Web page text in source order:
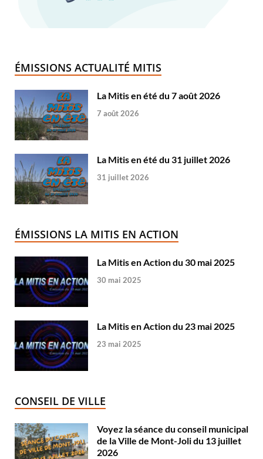
ÉMISSIONS ACTUALITÉ MITIS
La Mitis en été du 7 août 2026
7 août 2026
La Mitis en été du 31 juillet 2026
31 juillet 2026
ÉMISSIONS LA MITIS EN ACTION
La Mitis en Action du 30 mai 2025
30 mai 2025
La Mitis en Action du 23 mai 2025
23 mai 2025
CONSEIL DE VILLE
Voyez la séance du conseil municipal
de la Ville de Mont-Joli du 13 juillet
2026